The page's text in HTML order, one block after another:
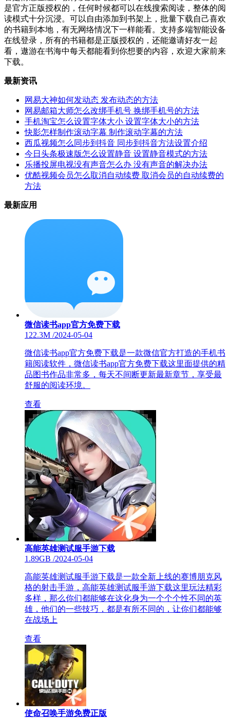
是官方正版授权的，任何时候都可以在线搜索阅读，整体的阅
读模式十分沉浸。可以自由添加到书架上，批量下载自己喜欢
的书籍到本地，有无网络情况下一样能看。支持多端智能设备
在线登录，所有的书籍都是正版授权的，还能邀请好友一起
看，遨游在书海中每天都能看到你想要的内容，欢迎大家前来
下载。
最新资讯
网易大神如何发动态 发布动态的方法
网易邮箱大师怎么改绑手机号 换绑手机号的方法
手机淘宝怎么设置字体大小 设置字体大小的方法
快影怎样制作滚动字幕 制作滚动字幕的方法
西瓜视频怎么同步到抖音 同步到抖音方法设置介绍
今日头条极速版怎么设置静音 设置静音模式的方法
乐播投屏电视没有声音怎么办 没有声音的解决办法
优酷视频会员怎么取消自动续费 取消会员的自动续费的
方法
最新应用
微信读书app官方免费下载
122.3M /2024-05-04
微信读书app官方免费下载是一款微信官方打造的手机书
籍阅读软件，微信读书app官方免费下载这里面提供的精
品图书作品非常多，每天不间断更新最新章节，享受最
舒服的阅读环境。
查看
高能英雄测试服手游下载
1.89GB /2024-05-04
高能英雄测试服手游下载是一款全新上线的赛博朋克风
格的射击手游，高能英雄测试服手游下载这里玩法精彩
多样，那么你们都能够在这化身为一个个个性不同的英
雄，他们的一些技巧，都是有所不同的，让你们都能够
在战场上
查看
使命召唤手游免费正版